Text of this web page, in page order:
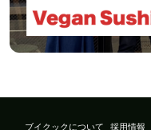
ブイクックについて 採用情報